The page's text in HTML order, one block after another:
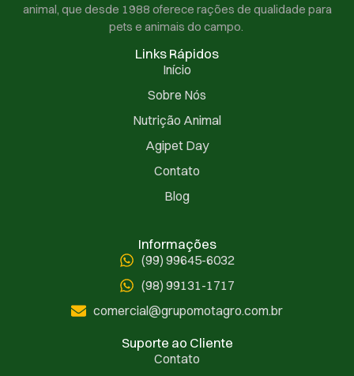
animal, que desde 1988 oferece rações de qualidade para
pets e animais do campo.
Links Rápidos
Início
Sobre Nós
Nutrição Animal
Agipet Day
Contato
Blog
Informações
(99) 99645-6032
(98) 99131-1717
comercial@grupomotagro.com.br
Suporte ao Cliente
Contato